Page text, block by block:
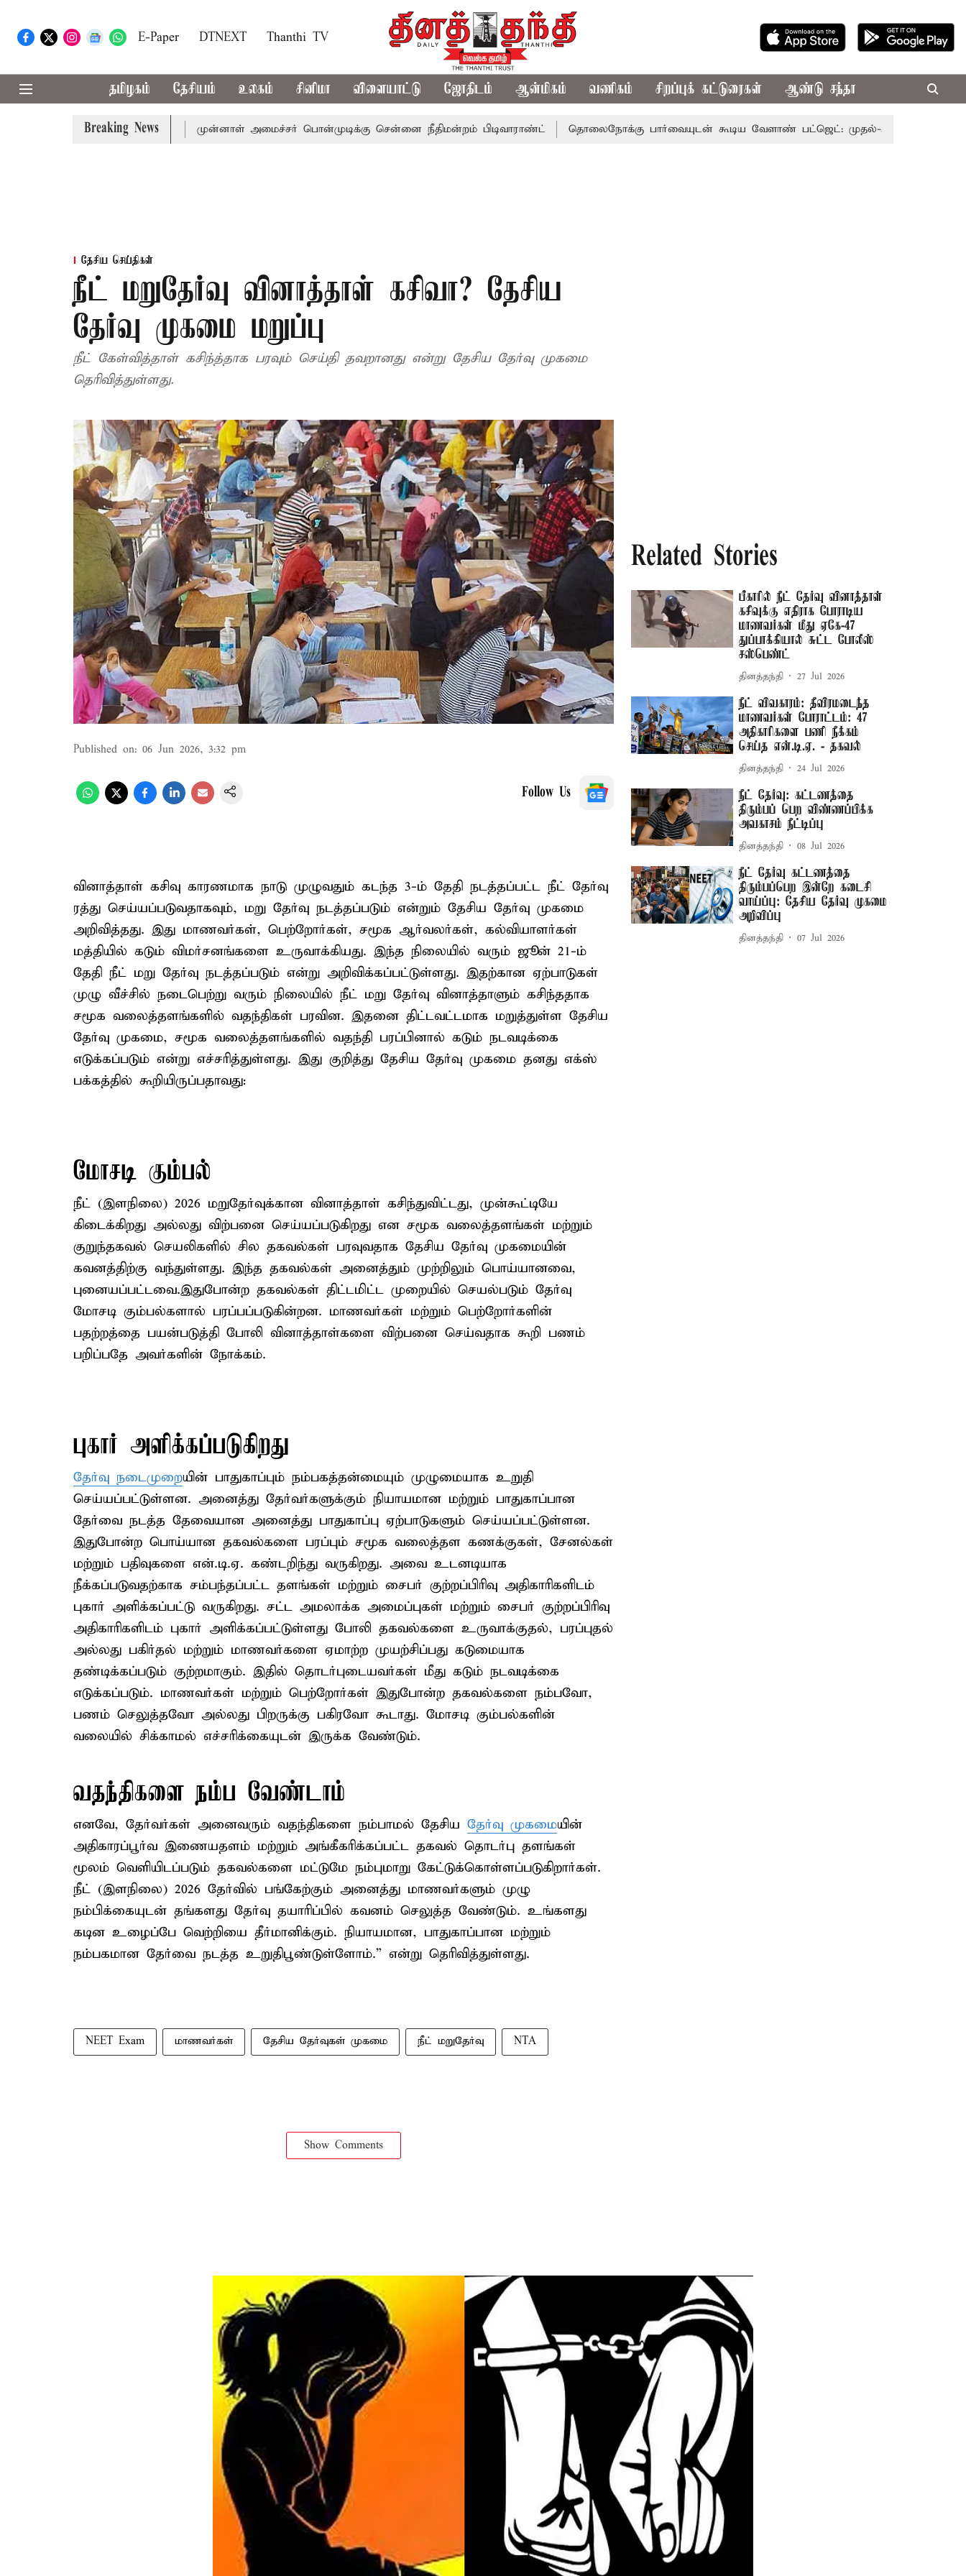
E-Paper DTNEXT Thanthi TV
தமிழகம் தேசியம் உலகம் சினிமா விளையாட்டு ஜோதிடம் ஆன்மிகம் வணிகம் சிறப்புக் கட்டுரைகள் ஆண்டு சந்தா
Breaking News
அமைச்சர் விஜய் அழைப்பு முன்னாள் அமைச்சர் பொன்முடிக்கு சென்னை நீதிமன்றம் பிடிவாராண்ட் தொலைநோக்கு பார்வையுடன் கூடிய வேளாண் பட்ஜெட்: முதல்-அமைச்சர் விஜய்
தேசிய செய்திகள்
நீட் மறுதேர்வு வினாத்தாள் கசிவா? தேசிய
தேர்வு முகமை மறுப்பு
நீட் கேள்வித்தாள் கசிந்த்தாக பரவும் செய்தி தவறானது என்று தேசிய தேர்வு முகமை
தெரிவித்துள்ளது.
Published on: 06 Jun 2026, 3:32 pm
Follow Us
வினாத்தாள் கசிவு காரணமாக நாடு முழுவதும் கடந்த 3-ம் தேதி நடத்தப்பட்ட நீட் தேர்வு
ரத்து செய்யப்படுவதாகவும், மறு தேர்வு நடத்தப்படும் என்றும் தேசிய தேர்வு முகமை
அறிவித்தது. இது மாணவர்கள், பெற்றோர்கள், சமூக ஆர்வலர்கள், கல்வியாளர்கள்
மத்தியில் கடும் விமர்சனங்களை உருவாக்கியது. இந்த நிலையில் வரும் ஜூன் 21-ம்
தேதி நீட் மறு தேர்வு நடத்தப்படும் என்று அறிவிக்கப்பட்டுள்ளது. இதற்கான ஏற்பாடுகள்
முழு வீச்சில் நடைபெற்று வரும் நிலையில் நீட் மறு தேர்வு வினாத்தாளும் கசிந்ததாக
சமூக வலைத்தளங்களில் வதந்திகள் பரவின. இதனை திட்டவட்டமாக மறுத்துள்ள தேசிய
தேர்வு முகமை, சமூக வலைத்தளங்களில் வதந்தி பரப்பினால் கடும் நடவடிக்கை
எடுக்கப்படும் என்று எச்சரித்துள்ளது. இது குறித்து தேசிய தேர்வு முகமை தனது எக்ஸ்
பக்கத்தில் கூறியிருப்பதாவது:
மோசடி கும்பல்
நீட் (இளநிலை) 2026 மறுதேர்வுக்கான வினாத்தாள் கசிந்துவிட்டது, முன்கூட்டியே
கிடைக்கிறது அல்லது விற்பனை செய்யப்படுகிறது என சமூக வலைத்தளங்கள் மற்றும்
குறுந்தகவல் செயலிகளில் சில தகவல்கள் பரவுவதாக தேசிய தேர்வு முகமையின்
கவனத்திற்கு வந்துள்ளது. இந்த தகவல்கள் அனைத்தும் முற்றிலும் பொய்யானவை,
புனையப்பட்டவை.இதுபோன்ற தகவல்கள் திட்டமிட்ட முறையில் செயல்படும் தேர்வு
மோசடி கும்பல்களால் பரப்பப்படுகின்றன. மாணவர்கள் மற்றும் பெற்றோர்களின்
பதற்றத்தை பயன்படுத்தி போலி வினாத்தாள்களை விற்பனை செய்வதாக கூறி பணம்
பறிப்பதே அவர்களின் நோக்கம்.
புகார் அளிக்கப்படுகிறது
தேர்வு நடைமுறையின் பாதுகாப்பும் நம்பகத்தன்மையும் முழுமையாக உறுதி
செய்யப்பட்டுள்ளன. அனைத்து தேர்வர்களுக்கும் நியாயமான மற்றும் பாதுகாப்பான
தேர்வை நடத்த தேவையான அனைத்து பாதுகாப்பு ஏற்பாடுகளும் செய்யப்பட்டுள்ளன.
இதுபோன்ற பொய்யான தகவல்களை பரப்பும் சமூக வலைத்தள கணக்குகள், சேனல்கள்
மற்றும் பதிவுகளை என்.டி.ஏ. கண்டறிந்து வருகிறது. அவை உடனடியாக
நீக்கப்படுவதற்காக சம்பந்தப்பட்ட தளங்கள் மற்றும் சைபர் குற்றப்பிரிவு அதிகாரிகளிடம்
புகார் அளிக்கப்பட்டு வருகிறது. சட்ட அமலாக்க அமைப்புகள் மற்றும் சைபர் குற்றப்பிரிவு
அதிகாரிகளிடம் புகார் அளிக்கப்பட்டுள்ளது போலி தகவல்களை உருவாக்குதல், பரப்புதல்
அல்லது பகிர்தல் மற்றும் மாணவர்களை ஏமாற்ற முயற்சிப்பது கடுமையாக
தண்டிக்கப்படும் குற்றமாகும். இதில் தொடர்புடையவர்கள் மீது கடும் நடவடிக்கை
எடுக்கப்படும். மாணவர்கள் மற்றும் பெற்றோர்கள் இதுபோன்ற தகவல்களை நம்பவோ,
பணம் செலுத்தவோ அல்லது பிறருக்கு பகிரவோ கூடாது. மோசடி கும்பல்களின்
வலையில் சிக்காமல் எச்சரிக்கையுடன் இருக்க வேண்டும்.
வதந்திகளை நம்ப வேண்டாம்
எனவே, தேர்வர்கள் அனைவரும் வதந்திகளை நம்பாமல் தேசிய தேர்வு முகமையின்
அதிகாரப்பூர்வ இணையதளம் மற்றும் அங்கீகரிக்கப்பட்ட தகவல் தொடர்பு தளங்கள்
மூலம் வெளியிடப்படும் தகவல்களை மட்டுமே நம்புமாறு கேட்டுக்கொள்ளப்படுகிறார்கள்.
நீட் (இளநிலை) 2026 தேர்வில் பங்கேற்கும் அனைத்து மாணவர்களும் முழு
நம்பிக்கையுடன் தங்களது தேர்வு தயாரிப்பில் கவனம் செலுத்த வேண்டும். உங்களது
கடின உழைப்பே வெற்றியை தீர்மானிக்கும். நியாயமான, பாதுகாப்பான மற்றும்
நம்பகமான தேர்வை நடத்த உறுதிபூண்டுள்ளோம்.” என்று தெரிவித்துள்ளது.
NEET Exam மாணவர்கள் தேசிய தேர்வுகள் முகமை நீட் மறுதேர்வு NTA
Show Comments
Related Stories
பீகாரில் நீட் தேர்வு வினாத்தாள்
கசிவுக்கு எதிராக போராடிய
மாணவர்கள் மீது ஏகே-47
துப்பாக்கியால் சுட்ட போலீஸ்
சஸ்பெண்ட்
தினத்தந்தி 27 Jul 2026
நீட் விவகாரம்: தீவிரமடைந்த
மாணவர்கள் போராட்டம்: 47
அதிகாரிகளை பணி நீக்கம்
செய்த என்.டி.ஏ. - தகவல்
தினத்தந்தி 24 Jul 2026
நீட் தேர்வு: கட்டணத்தை
திரும்பப் பெற விண்ணப்பிக்க
அவகாசம் நீட்டிப்பு
தினத்தந்தி 08 Jul 2026
நீட் தேர்வு கட்டணத்தை
திரும்பப்பெற இன்றே கடைசி
வாய்ப்பு: தேசிய தேர்வு முகமை
அறிவிப்பு
தினத்தந்தி 07 Jul 2026